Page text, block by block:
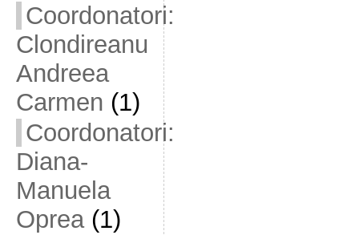
Coordonatori:
Clondireanu
Andreea
Carmen (1)
Coordonatori:
Diana-
Manuela
Oprea(1)